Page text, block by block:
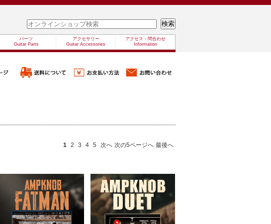
パーツ
Guitar Parts
アクセサリー
Guitar Accessories
アクセス・問合わせ
Information
1 2 3 4 5 次へ 次の5ページへ 最後へ